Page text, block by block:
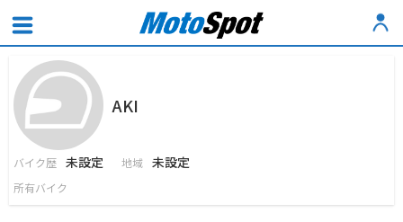
AKI
バイク歴 未設定 地域 未設定
所有バイク